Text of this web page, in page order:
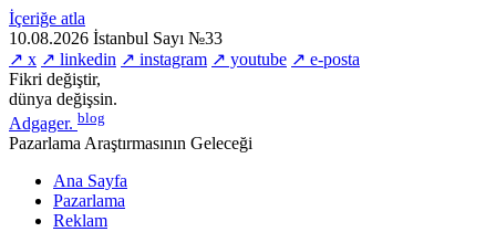
İçeriğe atla
10.08.2026 İstanbul Sayı №33
↗ x ↗ linkedin ↗ instagram ↗ youtube ↗ e-posta
Fikri değiştir,
dünya değişsin.
Adgager. blog
Pazarlama Araştırmasının Geleceği
Ana Sayfa
Pazarlama
Reklam